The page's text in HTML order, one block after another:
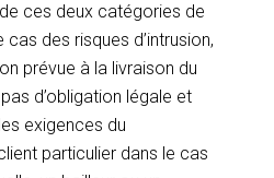
ces deux catégories de
cas des risques d’intrusion,
prévue à la livraison du
d’obligation légale et
exigences du
particulier dans le cas